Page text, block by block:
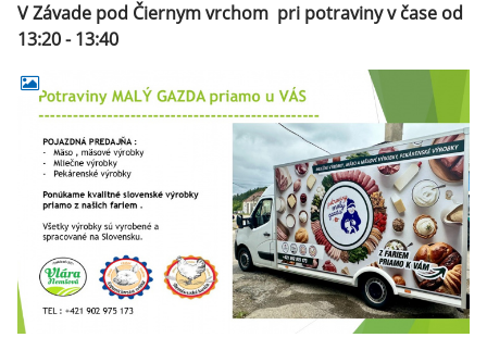
V Závade pod Čiernym vrchom pri potraviny v čase od
13:20 - 13:40